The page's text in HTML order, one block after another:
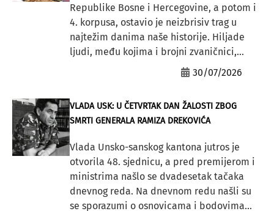
Republike Bosne i Hercegovine, a potom i
4. korpusa, ostavio je neizbrisiv trag u
najtežim danima naše historije. Hiljade
ljudi, među kojima i brojni zvaničnici,...
30/07/2026
VLADA USK: U ČETVRTAK DAN ŽALOSTI ZBOG
SMRTI GENERALA RAMIZA DREKOVIĆA
Vlada Unsko-sanskog kantona jutros je
otvorila 48. sjednicu, a pred premijerom i
ministrima našlo se dvadesetak tačaka
dnevnog reda. Na dnevnom redu našli su
se sporazumi o osnovicama i bodovima...